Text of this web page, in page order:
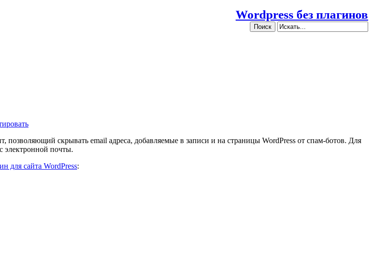
Wordpress без плагинов
позволяющий скрывать email адреса, добавляемые в записи и на страницы WordPress от спам-ботов. Для
электронной почты.
для сайта WordPress: